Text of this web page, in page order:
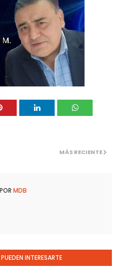
MÁS RECIENTE
MDB
INTERESARTE